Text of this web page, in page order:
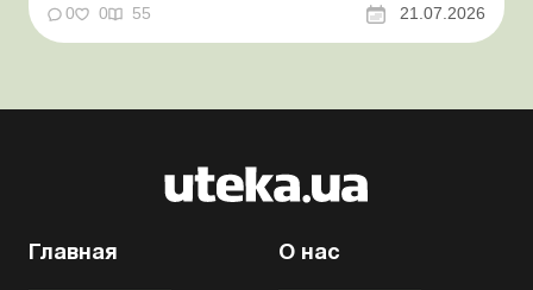
переоформления отсрочки от призыва во время
Координационный центр по организации
0 0 55 21.07.2026
Главная О нас